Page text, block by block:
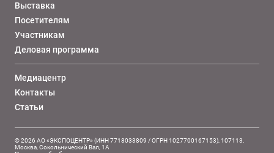
Выставка
Посетителям
Участникам
Деловая программа
Медиацентр
Контакты
Статьи
© 2026 АО «ЭКСПОЦЕНТР» (ИНН 7718033809 / ОГРН 1027700167153), 107113,
Москва, Сокольнический Вал, 1А